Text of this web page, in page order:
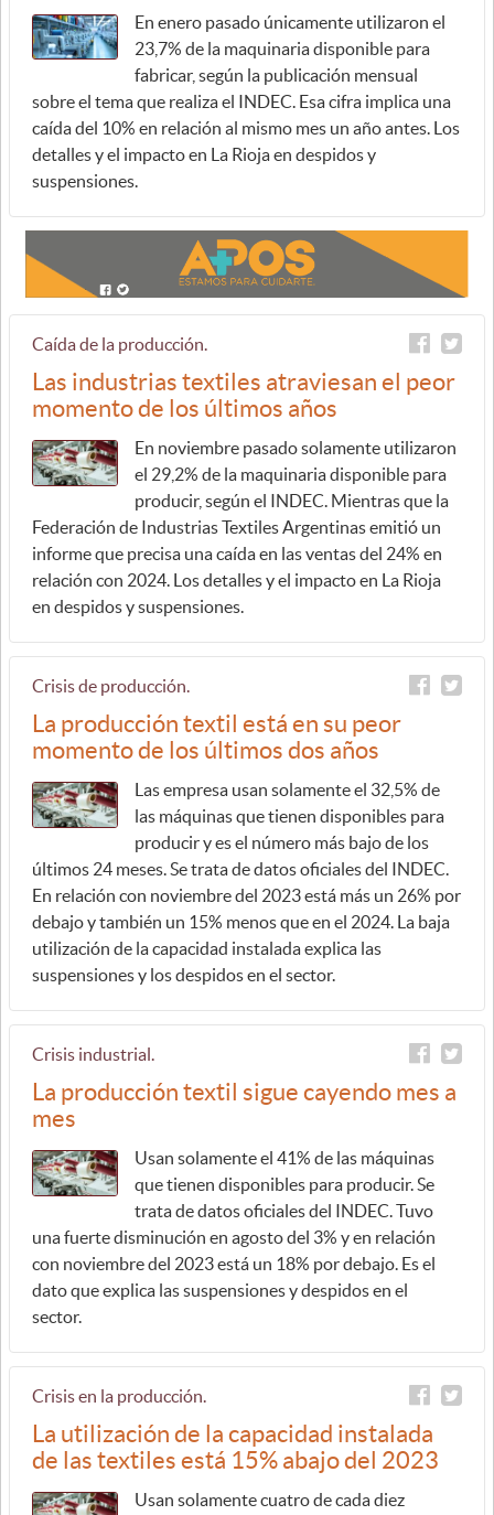
En enero pasado únicamente utilizaron el
23,7% de la maquinaria disponible para
fabricar, según la publicación mensual
sobre el tema que realiza el INDEC. Esa cifra implica una
caída del 10% en relación al mismo mes un año antes. Los
detalles y el impacto en La Rioja en despidos y
suspensiones.
Caída de la producción.
Las industrias textiles atraviesan el peor
momento de los últimos años
En noviembre pasado solamente utilizaron
el 29,2% de la maquinaria disponible para
producir, según el INDEC. Mientras que la
Federación de Industrias Textiles Argentinas emitió un
informe que precisa una caída en las ventas del 24% en
relación con 2024. Los detalles y el impacto en La Rioja
en despidos y suspensiones.
Crisis de producción.
La producción textil está en su peor
momento de los últimos dos años
Las empresa usan solamente el 32,5% de
las máquinas que tienen disponibles para
producir y es el número más bajo de los
últimos 24 meses. Se trata de datos oficiales del INDEC.
En relación con noviembre del 2023 está más un 26% por
debajo y también un 15% menos que en el 2024. La baja
utilización de la capacidad instalada explica las
suspensiones y los despidos en el sector.
Crisis industrial.
La producción textil sigue cayendo mes a
mes
Usan solamente el 41% de las máquinas
que tienen disponibles para producir. Se
trata de datos oficiales del INDEC. Tuvo
una fuerte disminución en agosto del 3% y en relación
con noviembre del 2023 está un 18% por debajo. Es el
dato que explica las suspensiones y despidos en el
sector.
Crisis en la producción.
La utilización de la capacidad instalada
de las textiles está 15% abajo del 2023
Usan solamente cuatro de cada diez